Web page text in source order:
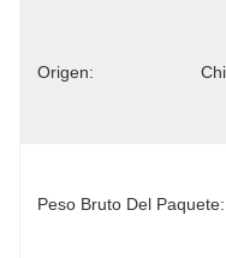
Origen:
Peso Bruto Del Paquete: